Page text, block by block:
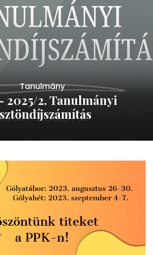
Tanulmány
2025/2. Tanulmányi